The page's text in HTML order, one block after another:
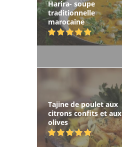
Harira- soupe
traditionnelle
marocaine
Tajine de poulet aux
citrons confits et aux
olives